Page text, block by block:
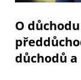
O
důchodů